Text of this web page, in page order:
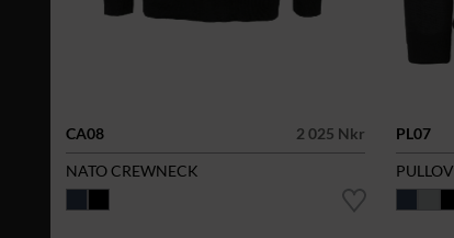
CA08
2 025 Nkr
NATO CREWNECK
PL07